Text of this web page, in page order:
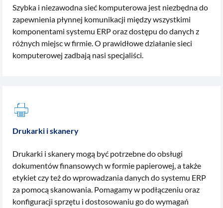
Szybka i niezawodna sieć komputerowa jest niezbędna do
zapewnienia płynnej komunikacji między wszystkimi
komponentami systemu ERP oraz dostępu do danych z
różnych miejsc w firmie. O prawidłowe działanie sieci
komputerowej zadbają nasi specjaliści.
Drukarki i skanery
Drukarki i skanery mogą być potrzebne do obsługi
dokumentów finansowych w formie papierowej, a także
etykiet czy też do wprowadzania danych do systemu ERP
za pomocą skanowania. Pomagamy w podłączeniu oraz
konfiguracji sprzętu i dostosowaniu go do wymagań